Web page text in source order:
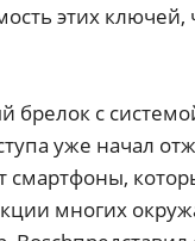
этих ключей,
брелок с
уже начал
смартфоны,
многих